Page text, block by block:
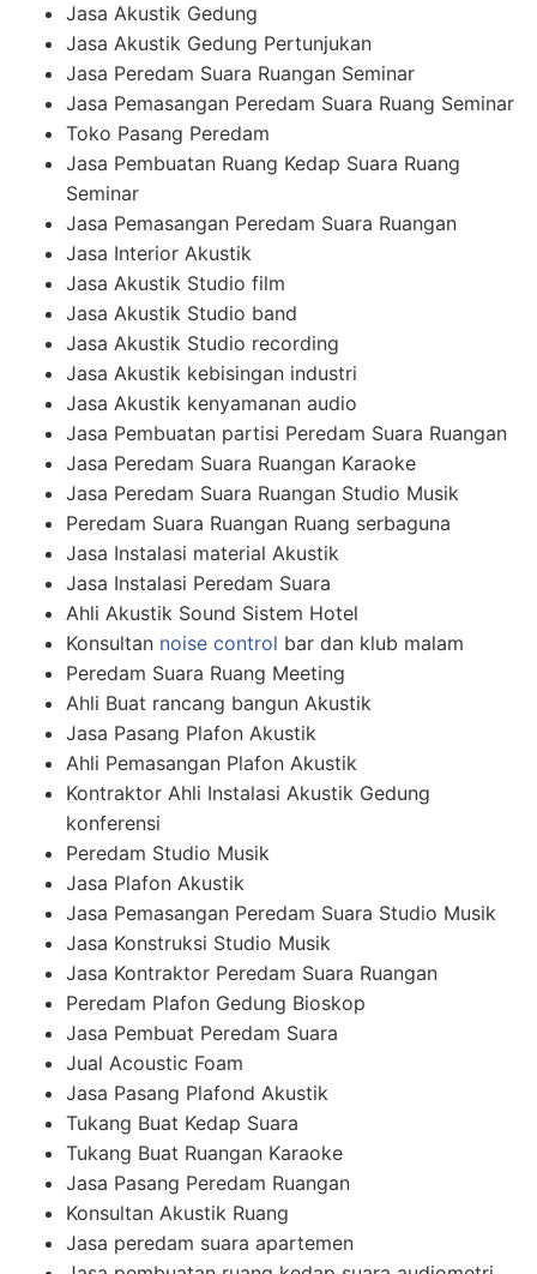
Jasa Akustik Gedung
Jasa Akustik Gedung Pertunjukan
Jasa Peredam Suara Ruangan Seminar
Jasa Pemasangan Peredam Suara Ruang Seminar
Toko Pasang Peredam
Jasa Pembuatan Ruang Kedap Suara Ruang
Seminar
Jasa Pemasangan Peredam Suara Ruangan
Jasa Interior Akustik
Jasa Akustik Studio film
Jasa Akustik Studio band
Jasa Akustik Studio recording
Jasa Akustik kebisingan industri
Jasa Akustik kenyamanan audio
Jasa Pembuatan partisi Peredam Suara Ruangan
Jasa Peredam Suara Ruangan Karaoke
Jasa Peredam Suara Ruangan Studio Musik
Peredam Suara Ruangan Ruang serbaguna
Jasa Instalasi material Akustik
Jasa Instalasi Peredam Suara
Ahli Akustik Sound Sistem Hotel
Konsultan noise control bar dan klub malam
Peredam Suara Ruang Meeting
Ahli Buat rancang bangun Akustik
Jasa Pasang Plafon Akustik
Ahli Pemasangan Plafon Akustik
Kontraktor Ahli Instalasi Akustik Gedung
konferensi
Peredam Studio Musik
Jasa Plafon Akustik
Jasa Pemasangan Peredam Suara Studio Musik
Jasa Konstruksi Studio Musik
Jasa Kontraktor Peredam Suara Ruangan
Peredam Plafon Gedung Bioskop
Jasa Pembuat Peredam Suara
Jual Acoustic Foam
Jasa Pasang Plafond Akustik
Tukang Buat Kedap Suara
Tukang Buat Ruangan Karaoke
Jasa Pasang Peredam Ruangan
Konsultan Akustik Ruang
Jasa peredam suara apartemen